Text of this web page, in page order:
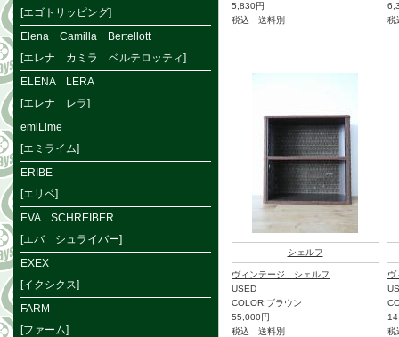
5,830円
税込 送料別
税
シェルフ
ヴィンテージ シェルフ
USED
COLOR:ブラウン
55,000円
税込 送料別
ヴ
税
[エゴトリッピング]
Elena Camilla Bertellott
[エレナ カミラ ベルテロッティ]
ELENA LERA
[エレナ レラ]
emiLime
[エミライム]
ERIBE
[エリベ]
EVA SCHREIBER
[エバ シュライバー]
EXEX
[イクシクス]
FARM
[ファーム]